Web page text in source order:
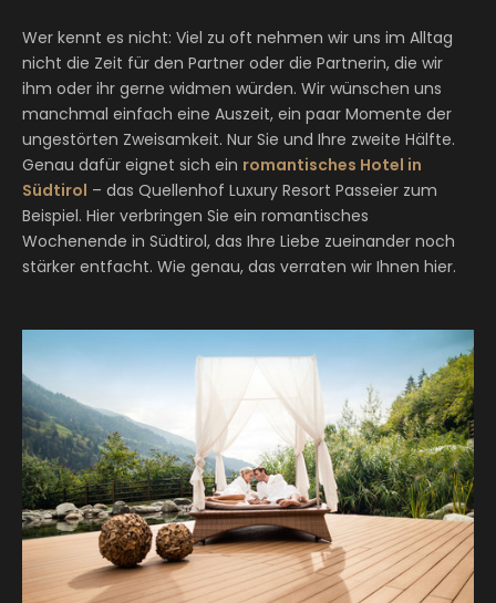
Wer kennt es nicht: Viel zu oft nehmen wir uns im Alltag
nicht die Zeit für den Partner oder die Partnerin, die wir
ihm oder ihr gerne widmen würden. Wir wünschen uns
manchmal einfach eine Auszeit, ein paar Momente der
ungestörten Zweisamkeit. Nur Sie und Ihre zweite Hälfte.
Genau dafür eignet sich ein romantisches Hotel in
Südtirol – das Quellenhof Luxury Resort Passeier zum
Beispiel. Hier verbringen Sie ein romantisches
Wochenende in Südtirol, das Ihre Liebe zueinander noch
stärker entfacht. Wie genau, das verraten wir Ihnen hier.